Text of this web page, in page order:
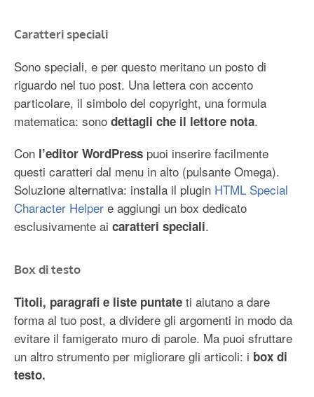
Caratteri speciali
Sono speciali, e per questo meritano un posto di
riguardo nel tuo post. Una lettera con accento
particolare, il simbolo del copyright, una formula
matematica: sono dettagli che il lettore nota.
Con l’editor WordPress puoi inserire facilmente
questi caratteri dal menu in alto (pulsante Omega).
Soluzione alternativa: installa il plugin HTML Special
Character Helper e aggiungi un box dedicato
esclusivamente ai caratteri speciali.
Box di testo
Titoli, paragrafi e liste puntate ti aiutano a dare
forma al tuo post, a dividere gli argomenti in modo da
evitare il famigerato muro di parole. Ma puoi sfruttare
un altro strumento per migliorare gli articoli: i box di
testo.